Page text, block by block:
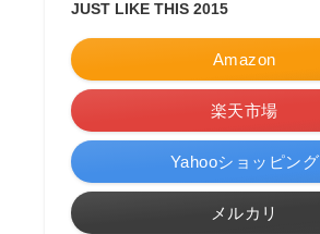
JUST LIKE THIS 2015
Amazon
楽天市場
Yahooショッピング
メルカリ